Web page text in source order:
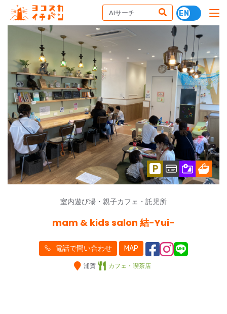
室内遊び場・親子カフェ・託児所
mam & kids salon 結-Yui-
電話で問い合わせ MAP
浦賀 カフェ・喫茶店